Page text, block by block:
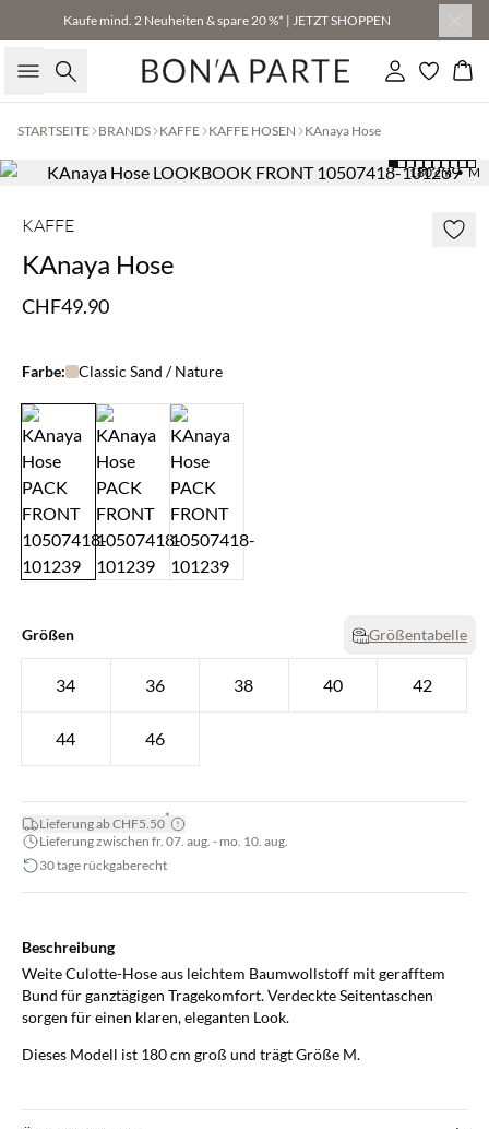
Kaufe mind. 2 Neuheiten & spare 20 %* | JETZT SHOPPEN
Suche Einloggen
STARTSEITE BRANDS KAFFE KAFFE HOSEN KAnaya Hose
180 cm • M
KAFFE
KAnaya Hose
CHF49.90
Farbe: Classic Sand / Nature
Größen Größentabelle
34 36 38 40 42
44 46
Lieferung ab CHF5.50*
Lieferung zwischen fr. 07. aug. - mo. 10. aug.
30 tage rückgaberecht
Beschreibung
Weite Culotte-Hose aus leichtem Baumwollstoff mit gerafftem
Bund für ganztägigen Tragekomfort. Verdeckte Seitentaschen
sorgen für einen klaren, eleganten Look.
Dieses Modell ist 180 cm groß und trägt Größe M.